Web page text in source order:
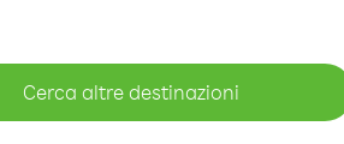
Cerca altre destinazioni